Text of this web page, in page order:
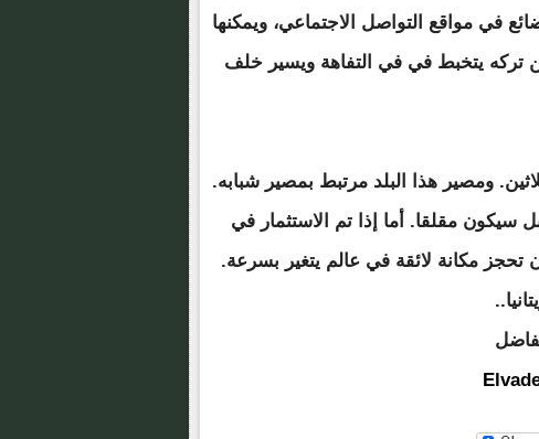
في مواقع التواصل الاجتماعي، ويمكنها
تركه يتخبط في في التفاهة ويسير خلف
تحت سن الثلاثين. ومصير هذا البلد مرتبط بمصير شبابه.
سيكون مقلقا. أما إذا تم الاستثمار في
تحجز مكانة لائقة في عالم يتغير بسرعة.